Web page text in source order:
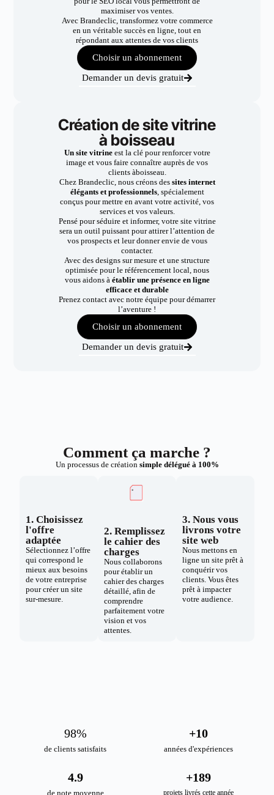
maximiser vos ventes.
Avec Brandeclic, transformez votre commerce
en un véritable succès en ligne, tout en
répondant aux attentes de vos clients
Choisir un abonnement
Demander un devis gratuit
Création de site vitrine
à boisseau
Un site vitrineest la clé pour renforcer votre
image et vous faire connaître auprès de vos
clients àboisseau.
Chez Brandeclic, nous créons dessites internet
élégants et professionnels, spécialement
conçus pour mettre en avant votre activité, vos
services et vos valeurs.
Pensé pour séduire et informer, votre site vitrine
sera un outil puissant pour attirer l’attention de
vos prospects et leur donner envie de vous
contacter.
Avec des designs sur mesure et une structure
optimisée pour le référencement local, nous
vous aidons à établir une présence en ligne
efficace et durable
Prenez contact avec notre équipe pour démarrer
l’aventure !
Choisir un abonnement
Demander un devis gratuit
Comment ça marche ?
Un processus de création simple délégué à 100%
1. Choisissez
l'offre
adaptée
Sélectionnez l’offre
qui correspond le
mieux aux besoins
de votre entreprise
pour créer un site
sur-mesure.
2. Remplissez
le cahier des
charges
Nous collaborons
pour établir un
cahier des charges
détaillé, afin de
comprendre
parfaitement votre
vision et vos
attentes.
3. Nous vous
livrons votre
site web
Nous mettons en
ligne un site prêt à
conquérir vos
clients. Vous êtes
prêt à impacter
votre audience.
de clients satisfaits
98%
années d'expériences
+10
de note moyenne
4.9
projets livrés cette année
+189